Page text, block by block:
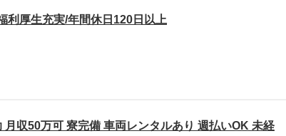
利厚生充実/年間休日120日以上
月収50万可 寮完備 車両レンタルあり 週払いOK 未経